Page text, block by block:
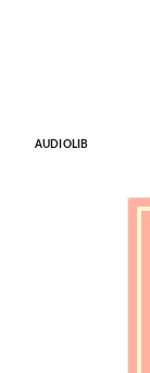
AUDIOLIB